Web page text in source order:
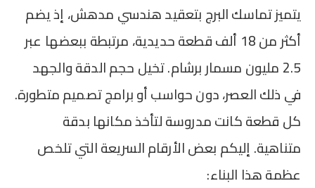
يتميز تماسك البرج بتعقيد هندسي مدهش، إذ يضم
أكثر من 18 ألف قطعة حديدية، مرتبطة ببعضها عبر
2.5 مليون مسمار برشام. تخيل حجم الدقة والجهد
في ذلك العصر، دون حواسب أو برامج تصميم متطورة.
كل قطعة كانت مدروسة لتأخذ مكانها بدقة
متناهية. إليكم بعض الأرقام السريعة التي تلخص
عظمة هذا البناء: